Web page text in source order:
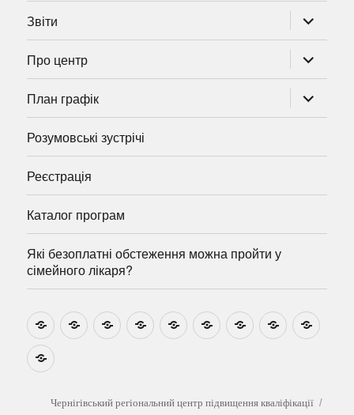
Звіти
підменю
Про центр
підменю
План графік
підменю
Розумовські зустрічі
Реєстрація
Каталог програм
Які безоплатні обстеження можна пройти у
сімейного лікаря?
НовиниНавчально-
методичні
Ми
на
Звіти Про
центр
План
графік
Розумовські
зустрічі
Реєстрація
Які
безоплатні
можна
Чернігівський регіональний центр підвищення кваліфікації